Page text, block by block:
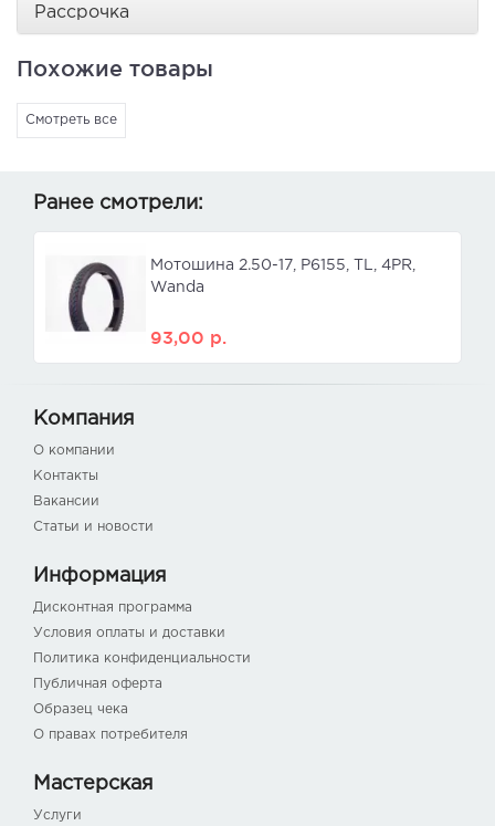
Рассрочка
Похожие товары
Смотреть все
Ранее смотрели:
Мотошина 2.50-17, P6155, TL, 4PR,
Wanda
93,00 р.
Компания
О компании
Контакты
Вакансии
Статьи и новости
Информация
Дисконтная программа
Условия оплаты и доставки
Политика конфиденциальности
Публичная оферта
Образец чека
О правах потребителя
Мастерская
Услуги